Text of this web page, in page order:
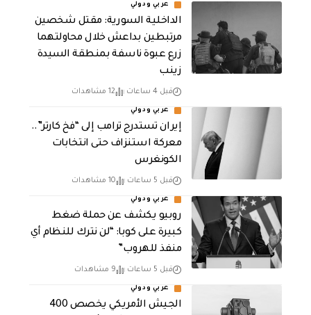
عربي ودولي
الداخلية السورية: مقتل شخصين
مرتبطين بداعش خلال محاولتهما
زرع عبوة ناسفة بمنطقة السيدة
زينب
قبل 4 ساعات 12 مشاهدات
عربي ودولي
إيران تستدرج ترامب إلى “فخ كارتر”..
معركة استنزاف حتى انتخابات
الكونغرس
قبل 5 ساعات 10 مشاهدات
عربي ودولي
روبيو يكشف عن حملة ضغط
كبيرة على كوبا: “لن نترك للنظام أي
منفذ للهروب”
قبل 5 ساعات 9 مشاهدات
عربي ودولي
الجيش الأمريكي يخصص 400